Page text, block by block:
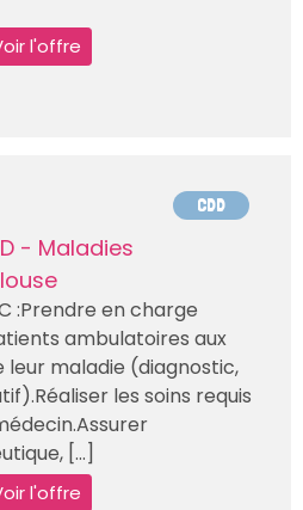
l'offre
CDD
- Maladies
:Prendre en charge
ambulatoires aux
maladie (diagnostic,
les soins requis
[...]
l'offre